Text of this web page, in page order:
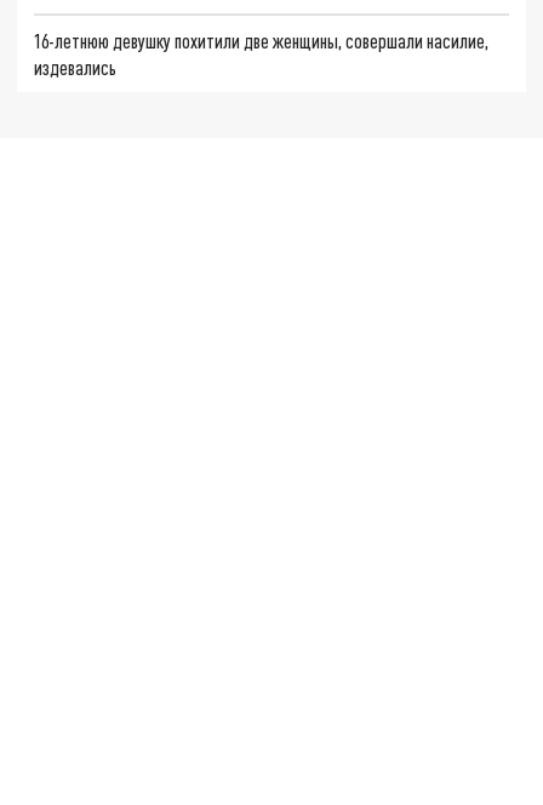
16-летнюю девушку похитили две женщины, совершали насилие,
издевались